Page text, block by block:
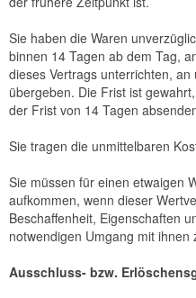
Sie haben die Waren
binnen 14 Tagen ab dem Tag,
dieses Vertrags unterrichten, an
übergeben. Die Frist ist
der Frist von 14 Tagen
Sie tragen die unmittelbaren
Sie müssen für einen etwaigen
aufkommen, wenn dieser
Beschaffenheit, Eigenschaften
notwendigen Umgang mit ihnen
Ausschluss- bzw.